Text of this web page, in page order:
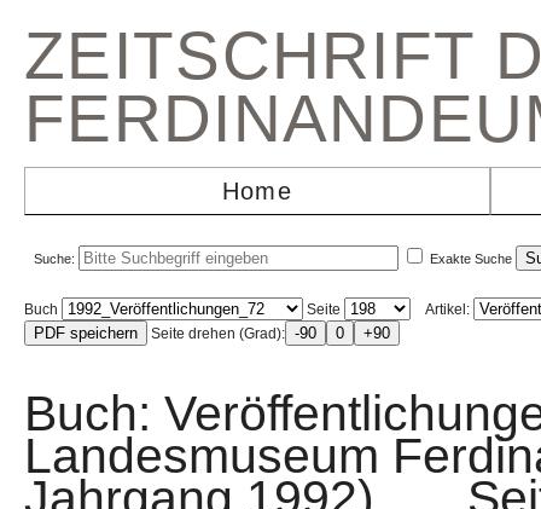
ZEITSCHRIFT
Home
Suche: Exakte Suche
Buch Seite
Artikel:
Seite drehen (Grad):
Buch:
Landesmuseum
Jahrgang 1992)